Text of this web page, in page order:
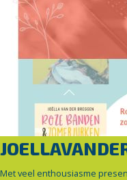
Met veel enthousiasme